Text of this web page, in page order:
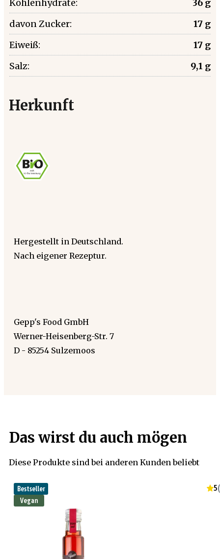
Kohlenhydrate:
36 g
davon Zucker:
17 g
Eiweiß:
17 g
Salz:
9,1 g
Herkunft
Hergestellt in Deutschland.
Nach eigener Rezeptur.
Gepp's Food GmbH
Werner-Heisenberg-Str. 7
D - 85254 Sulzemoos
Das wirst du auch mögen
Diese Produkte sind bei anderen Kunden beliebt
Bestseller
Vegan
5(